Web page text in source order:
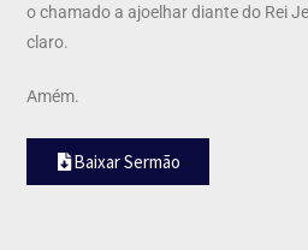
o chamado a ajoelhar diante do Rei
claro.
Amém.
Baixar Sermão